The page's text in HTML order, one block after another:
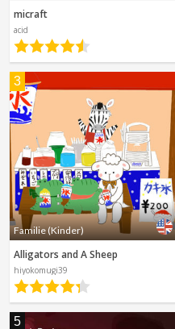
Spannung
Sci-Fi
Horror
Leitfäden
micraft
acid
3
Familie (Kinder)
Alligators and A Sheep
hiyokomugi39
5